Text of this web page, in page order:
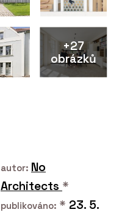
+27
obrázků
autor: No
Architects *
publikováno: * 23. 5.